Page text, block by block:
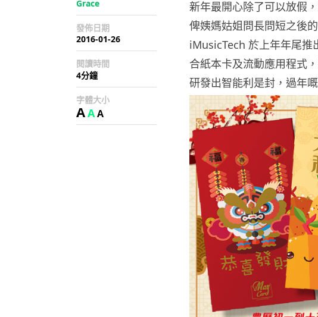
Grace
發佈日期
2016-01-26
閱讀時間
4分鐘
字體大小
AAA
新年最開心除了可以放假
俾姨媽姑姐問長問短之後
iMusicTech 於上年年尾推
合紙本卡及流動應用程式
研發出智能利是封，過年